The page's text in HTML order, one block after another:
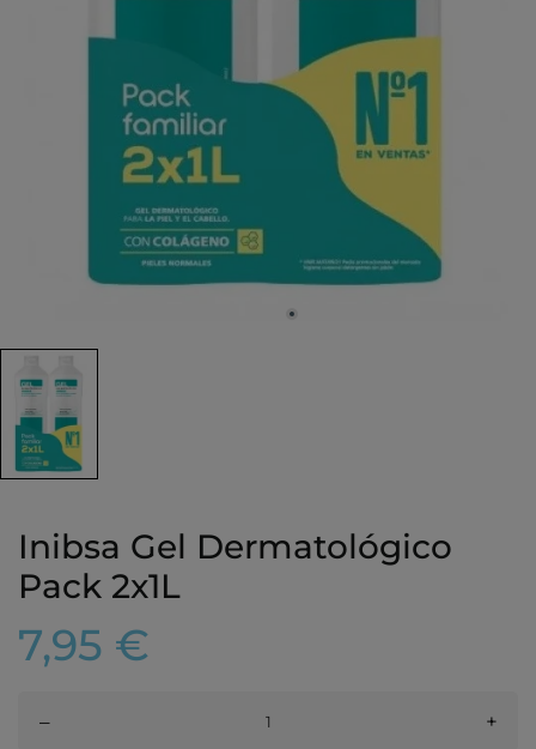
Inibsa Gel Dermatológico
Pack 2x1L
7,95 €
– +